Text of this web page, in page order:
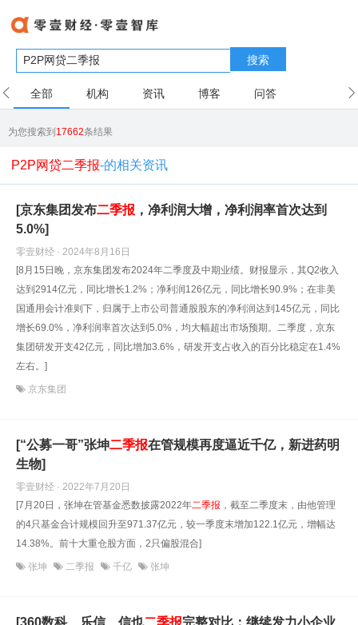
搜索
全部 机构 资讯 博客 问答
为您搜索到17662条结果
P2P网贷二季报-的相关资讯
[京东集团发布二季报 ，净利润大增，净利润率首次达到
5.0%]
零壹财经 · 2024年8月16日
[8月15日晚，京东集团发布2024年二季度及中期业绩。财报显示，其Q2收入
达到2914亿元，同比增长1.2%；净利润126亿元，同比增长90.9%；在非美
国通用会计准则下，归属于上市公司普通股股东的净利润达到145亿元，同比
增长69.0%，净利润率首次达到5.0%，均大幅超出市场预期。二季度，京东
集团研发开支42亿元，同比增加3.6%，研发开支占收入的百分比稳定在1.4%
左右。]
京东集团
[“公募一哥”张坤二季报在管规模再度逼近千亿，新进药明
生物]
零壹财经 · 2022年7月20日
[7月20日，张坤在管基金悉数披露2022年二季报 ，截至二季度末，由他管理
的4只基金合计规模回升至971.37亿元，较一季度末增加122.1亿元，增幅达
14.38%。前十大重仓股方面，2只偏股混合]
张坤 二季报 千亿 张坤
[360数科、乐信、信也二季报完整对比：继续发力小企业